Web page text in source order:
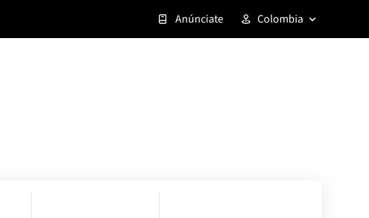
Anúnciate Colombia